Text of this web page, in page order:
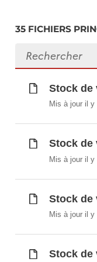
Stock de
Stock de
Stock de
Stock de
Stock de
vide
Transport
Transport
Transport
Transport
Transport
35 FICHIERS
Rechercher des
Stock de
Mis à jour il y
Stock de
Mis à jour il y
Stock de
Mis à jour il y
Stock de